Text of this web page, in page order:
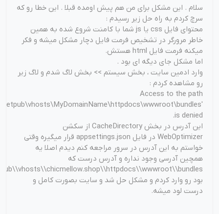
سلام . این مشکل برای من هم پیش اومده قبلا . این خطا رو که
سرچ کردم به راه حل زیر رسیدم :
محتوای فایل css یا js شما با کامنت شروع شده به همین
خاطر مرورگر در تشخیص فرمت فایل دچار مشکل میشه و فکر
میکنه فرمت فایل html هستش.
اما مشکل جای دیگه ای بود .
وارد ادمین سایت ، بخش سیستم >> بخش لاگ شدم و لاگ زیر
رو مشاهده کردم :
Access to the path
is denied.
این آدرس در بخش CacheDirectory از سکشن
WebOptimizer در فایل appsettings.json قرار میگیره وقتی
خواستم به این آدرس در سرور مراجعه کنم دیدم اصلا یه
همچین آدرسی وجود نداره و آدرس درست که
بود رو وارد کردم و مشکل حل شد و سایت بصورت کامل و
درست لود میشه.